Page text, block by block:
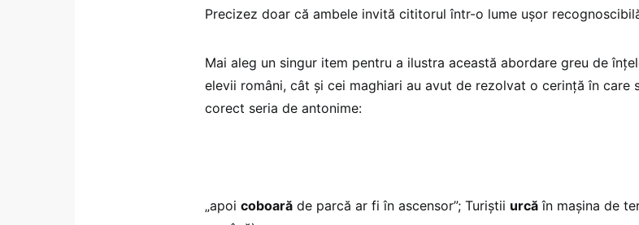
Precizez doar că ambele invită cititorul într-o lume ușor
Mai aleg un singur item pentru a ilustra această abordare greu de
elevii români, cât și cei maghiari au avut de rezolvat o cerință în care
corect seria de antonime:
„apoi coboară de parcă ar fi în ascensor”; Turiștii urcă în mașina de